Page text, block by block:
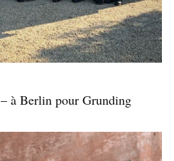
– à Berlin pour Grunding